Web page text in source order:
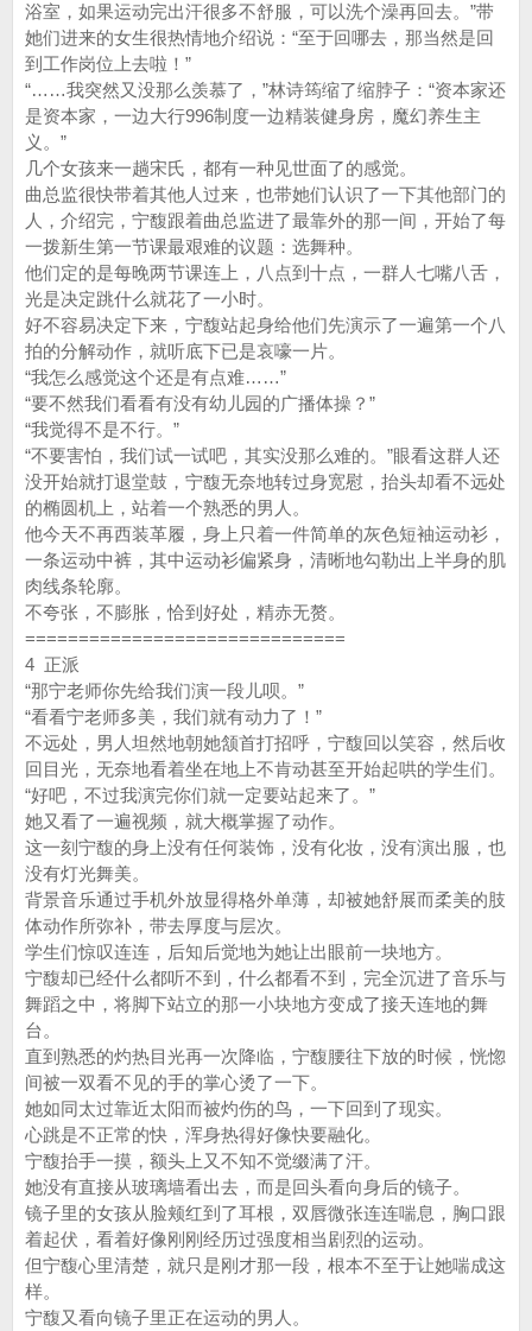
浴室，如果运动完出汗很多不舒服，可以洗个澡再回去。”带
她们进来的女生很热情地介绍说：“至于回哪去，那当然是回
到工作岗位上去啦！”
“……我突然又没那么羡慕了，”林诗筠缩了缩脖子：“资本家还
是资本家，一边大行996制度一边精装健身房，魔幻养生主
义。”
几个女孩来一趟宋氏，都有一种见世面了的感觉。
曲总监很快带着其他人过来，也带她们认识了一下其他部门的
人，介绍完，宁馥跟着曲总监进了最靠外的那一间，开始了每
一拨新生第一节课最艰难的议题：选舞种。
他们定的是每晚两节课连上，八点到十点，一群人七嘴八舌，
光是决定跳什么就花了一小时。
好不容易决定下来，宁馥站起身给他们先演示了一遍第一个八
拍的分解动作，就听底下已是哀嚎一片。
“我怎么感觉这个还是有点难……”
“要不然我们看看有没有幼儿园的广播体操？”
“我觉得不是不行。”
“不要害怕，我们试一试吧，其实没那么难的。”眼看这群人还
没开始就打退堂鼓，宁馥无奈地转过身宽慰，抬头却看不远处
的椭圆机上，站着一个熟悉的男人。
他今天不再西装革履，身上只着一件简单的灰色短袖运动衫，
一条运动中裤，其中运动衫偏紧身，清晰地勾勒出上半身的肌
肉线条轮廓。
不夸张，不膨胀，恰到好处，精赤无赘。
==============================
4 正派
“那宁老师你先给我们演一段儿呗。”
“看看宁老师多美，我们就有动力了！”
不远处，男人坦然地朝她颔首打招呼，宁馥回以笑容，然后收
回目光，无奈地看着坐在地上不肯动甚至开始起哄的学生们。
“好吧，不过我演完你们就一定要站起来了。”
她又看了一遍视频，就大概掌握了动作。
这一刻宁馥的身上没有任何装饰，没有化妆，没有演出服，也
没有灯光舞美。
背景音乐通过手机外放显得格外单薄，却被她舒展而柔美的肢
体动作所弥补，带去厚度与层次。
学生们惊叹连连，后知后觉地为她让出眼前一块地方。
宁馥却已经什么都听不到，什么都看不到，完全沉进了音乐与
舞蹈之中，将脚下站立的那一小块地方变成了接天连地的舞
台。
直到熟悉的灼热目光再一次降临，宁馥腰往下放的时候，恍惚
间被一双看不见的手的掌心烫了一下。
她如同太过靠近太阳而被灼伤的鸟，一下回到了现实。
心跳是不正常的快，浑身热得好像快要融化。
宁馥抬手一摸，额头上又不知不觉缀满了汗。
她没有直接从玻璃墙看出去，而是回头看向身后的镜子。
镜子里的女孩从脸颊红到了耳根，双唇微张连连喘息，胸口跟
着起伏，看着好像刚刚经历过强度相当剧烈的运动。
但宁馥心里清楚，就只是刚才那一段，根本不至于让她喘成这
样。
宁馥又看向镜子里正在运动的男人。